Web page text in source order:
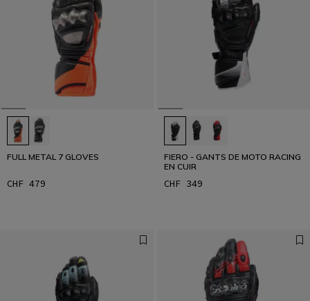
FULL METAL 7 GLOVES
CHF 479
FIERO - GANTS DE MOTO RACING
EN CUIR
CHF 349